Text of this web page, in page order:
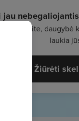
jau
daugybė
laukia
Žiūrėti